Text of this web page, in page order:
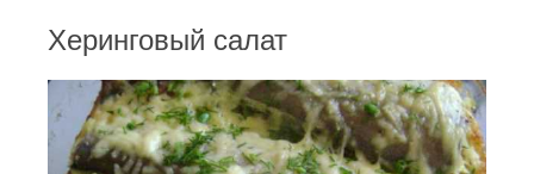
Херинговый салат